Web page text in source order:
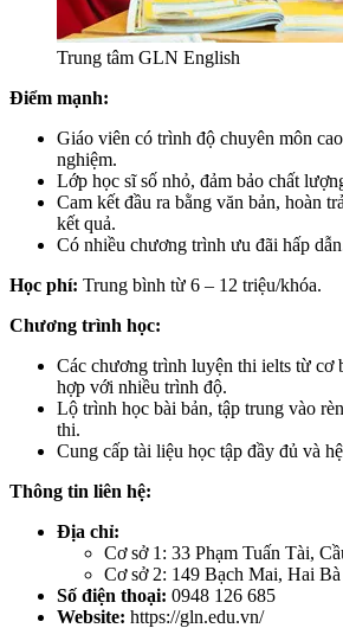
Trung tâm GLN English
Điểm mạnh:
Giáo viên có trình độ chuyên môn
nghiệm.
Lớp học sĩ số nhỏ, đảm bảo chất
Cam kết đầu ra bằng văn bản, hoàn
kết quả.
Có nhiều chương trình ưu đãi hấp
Học phí: Trung bình từ 6 – 12 triệu/khóa.
Chương trình học:
Các chương trình luyện thi ielts từ cơ
hợp với nhiều trình độ.
Lộ trình học bài bản, tập trung vào
thi.
Cung cấp tài liệu học tập đầy đủ và
Thông tin liên hệ:
Địa chỉ:
Cơ sở 1: 33 Phạm Tuấn Tài,
Cơ sở 2: 149 Bạch Mai, Hai
Số điện thoại: 0948 126 685
Website: https://gln.edu.vn/